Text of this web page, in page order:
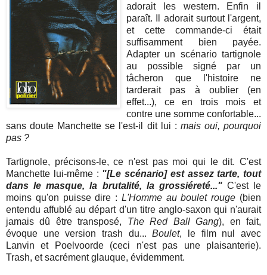
adorait les western. Enfin il
paraît. Il adorait surtout l'argent,
et cette commande-ci était
suffisamment bien payée.
Adapter un scénario tartignole
au possible signé par un
tâcheron que l'histoire ne
tarderait pas à oublier (en
effet...), ce en trois mois et
contre une somme confortable...
sans doute Manchette se l'est-il dit lui : mais oui, pourquoi
pas ?
Tartignole, précisons-le, ce n'est pas moi qui le dit. C'est
Manchette lui-même : "[Le scénario] est assez tarte, tout
dans le masque, la brutalité, la grossiéreté..."C'est le
moins qu'on puisse dire : L'Homme au boulet rouge (bien
entendu affublé au départ d'un titre anglo-saxon qui n'aurait
jamais dû être transposé, The Red Ball Gang), en fait,
évoque une version trash du... Boulet, le film nul avec
Lanvin et Poelvoorde (ceci n'est pas une plaisanterie).
Trash, et sacrément glauque, évidemment.